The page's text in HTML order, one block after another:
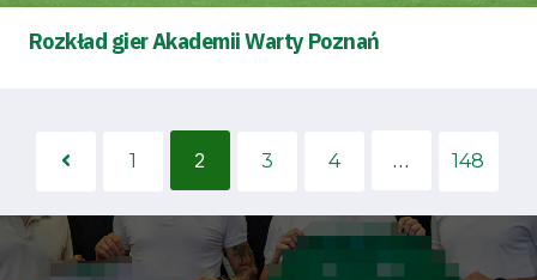
Rozkład gier Akademii Warty Poznań
1 2 3 4 … 148